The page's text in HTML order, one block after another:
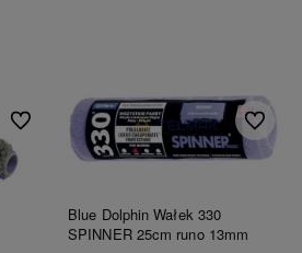
Do ulubionych
Blue Dolphin Wałek 330
SPINNER 25cm runo 13mm
Do